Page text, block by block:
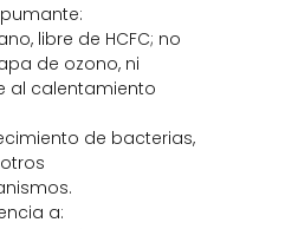
libre de HCFC; no
de ozono, ni
al calentamiento
de bacterias,
a: